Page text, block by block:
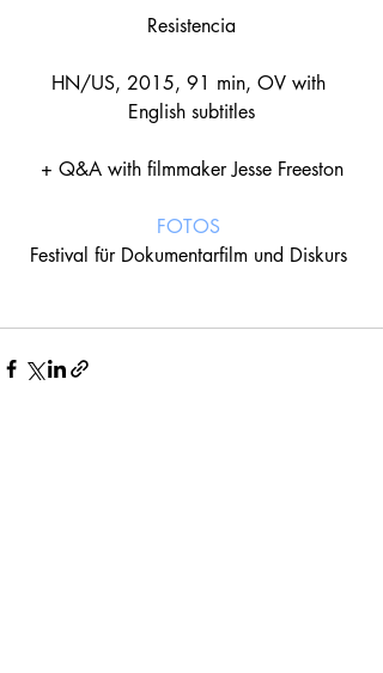
Resistencia
HN/US, 2015, 91 min, OV with
English subtitles
+ Q&A with filmmaker Jesse Freeston
FOTOS
Festival für Dokumentarfilm und Diskurs